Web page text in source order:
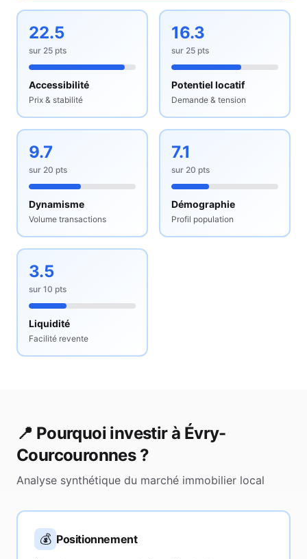
22.5
sur 25 pts
Accessibilité
Prix & stabilité
16.3
sur 25 pts
Potentiel locatif
Demande & tension
9.7
sur 20 pts
Dynamisme
Volume transactions
7.1
sur 20 pts
Démographie
Profil population
3.5
sur 10 pts
Liquidité
Facilité revente
📍 Pourquoi investir à Évry-
Courcouronnes?
Analyse synthétique du marché immobilier local
💰 Positionnement